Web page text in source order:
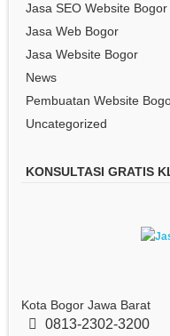
Jasa SEO Website Bogor
Jasa Web Bogor
Jasa Website Bogor
News
Pembuatan Website
Uncategorized
KONSULTASI GRATIS
Kota Bogor Jawa Barat
0813-2302-3200